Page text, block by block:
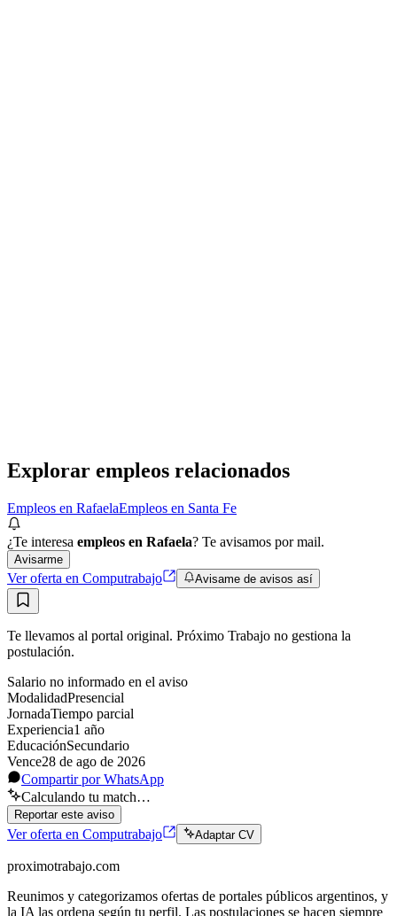
Explorar empleos relacionados
Empleos en RafaelaEmpleos en Santa Fe
¿Te interesa empleos en Rafaela? Te avisamos por mail.
Avisarme
Ver oferta en Computrabajo Avisame de avisos así
Te llevamos al portal original. Próximo Trabajo no gestiona la
postulación.
Salario no informado en el aviso
ModalidadPresencial
JornadaTiempo parcial
Experiencia1 año
EducaciónSecundario
Vence28 de ago de 2026
Compartir por WhatsApp
Calculando tu match…
Reportar este aviso
Ver oferta en Computrabajo Adaptar CV
proximotrabajo.com
Reunimos y categorizamos ofertas de portales públicos argentinos, y
la IA las ordena según tu perfil. Las postulaciones se hacen siempre